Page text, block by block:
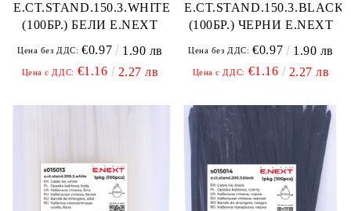
E.CT.STAND.150.3.WHITE
(100БР.) БЕЛИ E.NEXT
Цена без ДДС: €0.97 1.90 лв
Цена с ДДС: €1.16 2.27 лв
E.CT.STAND.150.3.BLACK
(100БР.) ЧЕРНИ E.NEXT
Цена без ДДС: €0.97 1.90 лв
Цена с ДДС: €1.16 2.27 лв